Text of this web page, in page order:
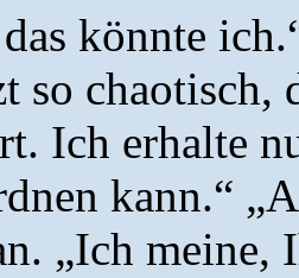
könnte
so chaotisch,
Ich erhalte
kann.“
„Ich meine,